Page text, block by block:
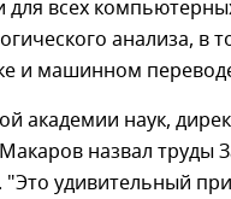
для всех
анализа, в
и машинном
академии наук,
назвал труды
"Это удивительный